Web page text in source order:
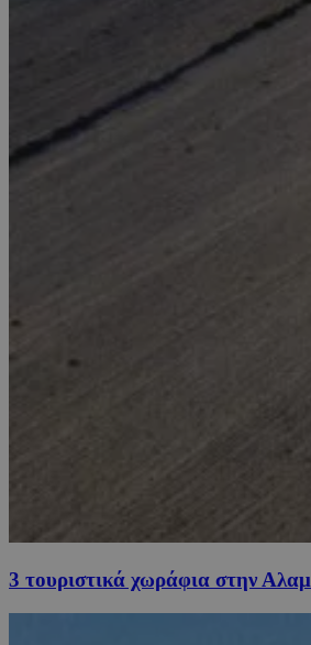
3 τουριστικά χωράφια στην